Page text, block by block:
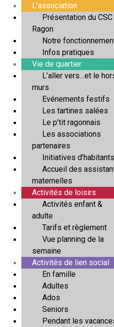
Escapades
?
Par Manon Pasquart /23/09/2025
Vous avez découvert
ou il y a déjà quelques années
attrapé ce virus tout à fait
désolés !
Vous êtes, en quelques sortes,
spectacle vivant et de cette
tissons ensemble entre
soi » et la chaleur unique d’une
Et c’est justement parce que
vous recevez ce mail et
d’exister depuis 10 ans (révolus) !
Le nouveau programme vient
passion par quatre habitant.e.s
les salles partenaires guident
L’association
Présentation du CSC
Ragon
Notre
Infos pratiques
Vie de quartier
L’aller vers…et le
murs
Evénements festifs
Les tartines salées
Le p’tit ragonnais
Les associations
partenaires
Initiatives d’habitants
Accueil des
maternelles
Activités de loisirs
Activités enfant &
adulte
Tarifs et règlement
Vue planning de la
semaine
Activités de lien social
En famille
Adultes
Ados
Seniors
Pendant les